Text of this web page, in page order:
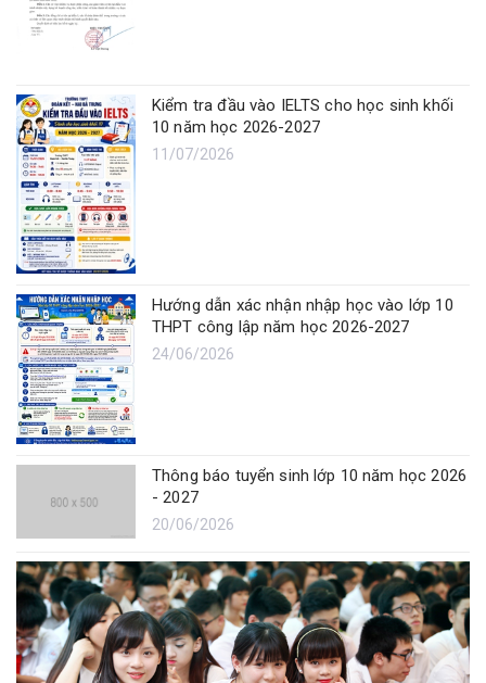
Kiểm tra đầu vào IELTS cho học sinh khối
10 năm học 2026-2027
11/07/2026
Hướng dẫn xác nhận nhập học vào lớp 10
THPT công lập năm học 2026-2027
24/06/2026
Thông báo tuyển sinh lớp 10 năm học 2026
- 2027
20/06/2026